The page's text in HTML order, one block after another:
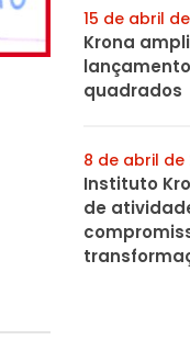
15 de abril
Krona
quadrados
8 de abril de
Instituto
de